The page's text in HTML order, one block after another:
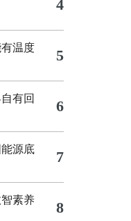
4
温度 5
有回
6
源底
7
素养
8